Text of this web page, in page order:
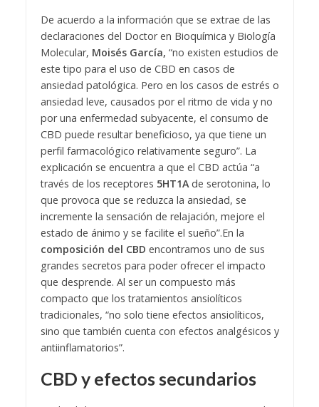
De acuerdo a la información que se extrae de las
declaraciones del Doctor en Bioquímica y Biología
Molecular, Moisés García, “no existen estudios de
este tipo para el uso de CBD en casos de
ansiedad patológica. Pero en los casos de estrés o
ansiedad leve, causados por el ritmo de vida y no
por una enfermedad subyacente, el consumo de
CBD puede resultar beneficioso, ya que tiene un
perfil farmacológico relativamente seguro”. La
explicación se encuentra a que el CBD actúa “a
través de los receptores 5HT1Ade serotonina, lo
que provoca que se reduzca la ansiedad, se
incremente la sensación de relajación, mejore el
estado de ánimo y se facilite el sueño”.En la
composición del CBD encontramos uno de sus
grandes secretos para poder ofrecer el impacto
que desprende. Al ser un compuesto más
compacto que los tratamientos ansiolíticos
tradicionales, “no solo tiene efectos ansiolíticos,
sino que también cuenta con efectos analgésicos y
antiinflamatorios”.
CBD y efectos secundarios